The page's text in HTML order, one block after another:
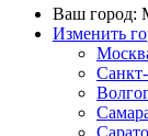
Ваш город:
Изменить